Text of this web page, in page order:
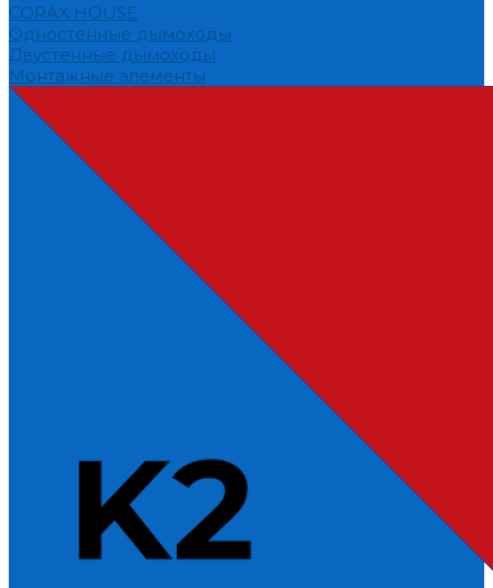
CORAX HOUSE
Одностенные дымоходы
Двустенные дымоходы
Монтажные элементы